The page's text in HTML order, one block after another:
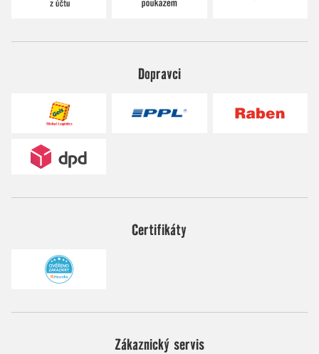
Dopravci
Certifikáty
Zákaznický servis